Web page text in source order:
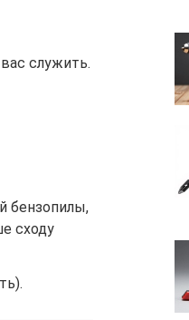
служить.
бензопилы,
сходу